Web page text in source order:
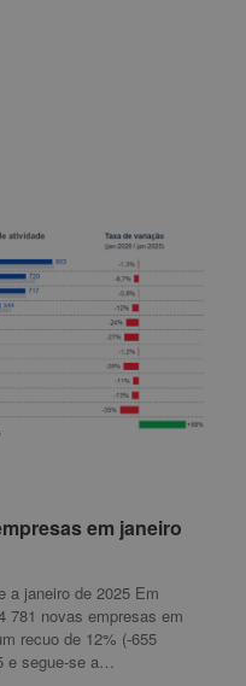
em janeiro
a janeiro de 2025 Em
781 novas empresas em
recuo de 12% (-655
e segue-se a…
em janeiro